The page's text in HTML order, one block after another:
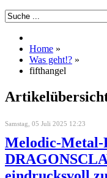
Home »
Was geht!? »
fifthangel
Samstag, 05 Juli 2025 12:23
Melodic-Metal-